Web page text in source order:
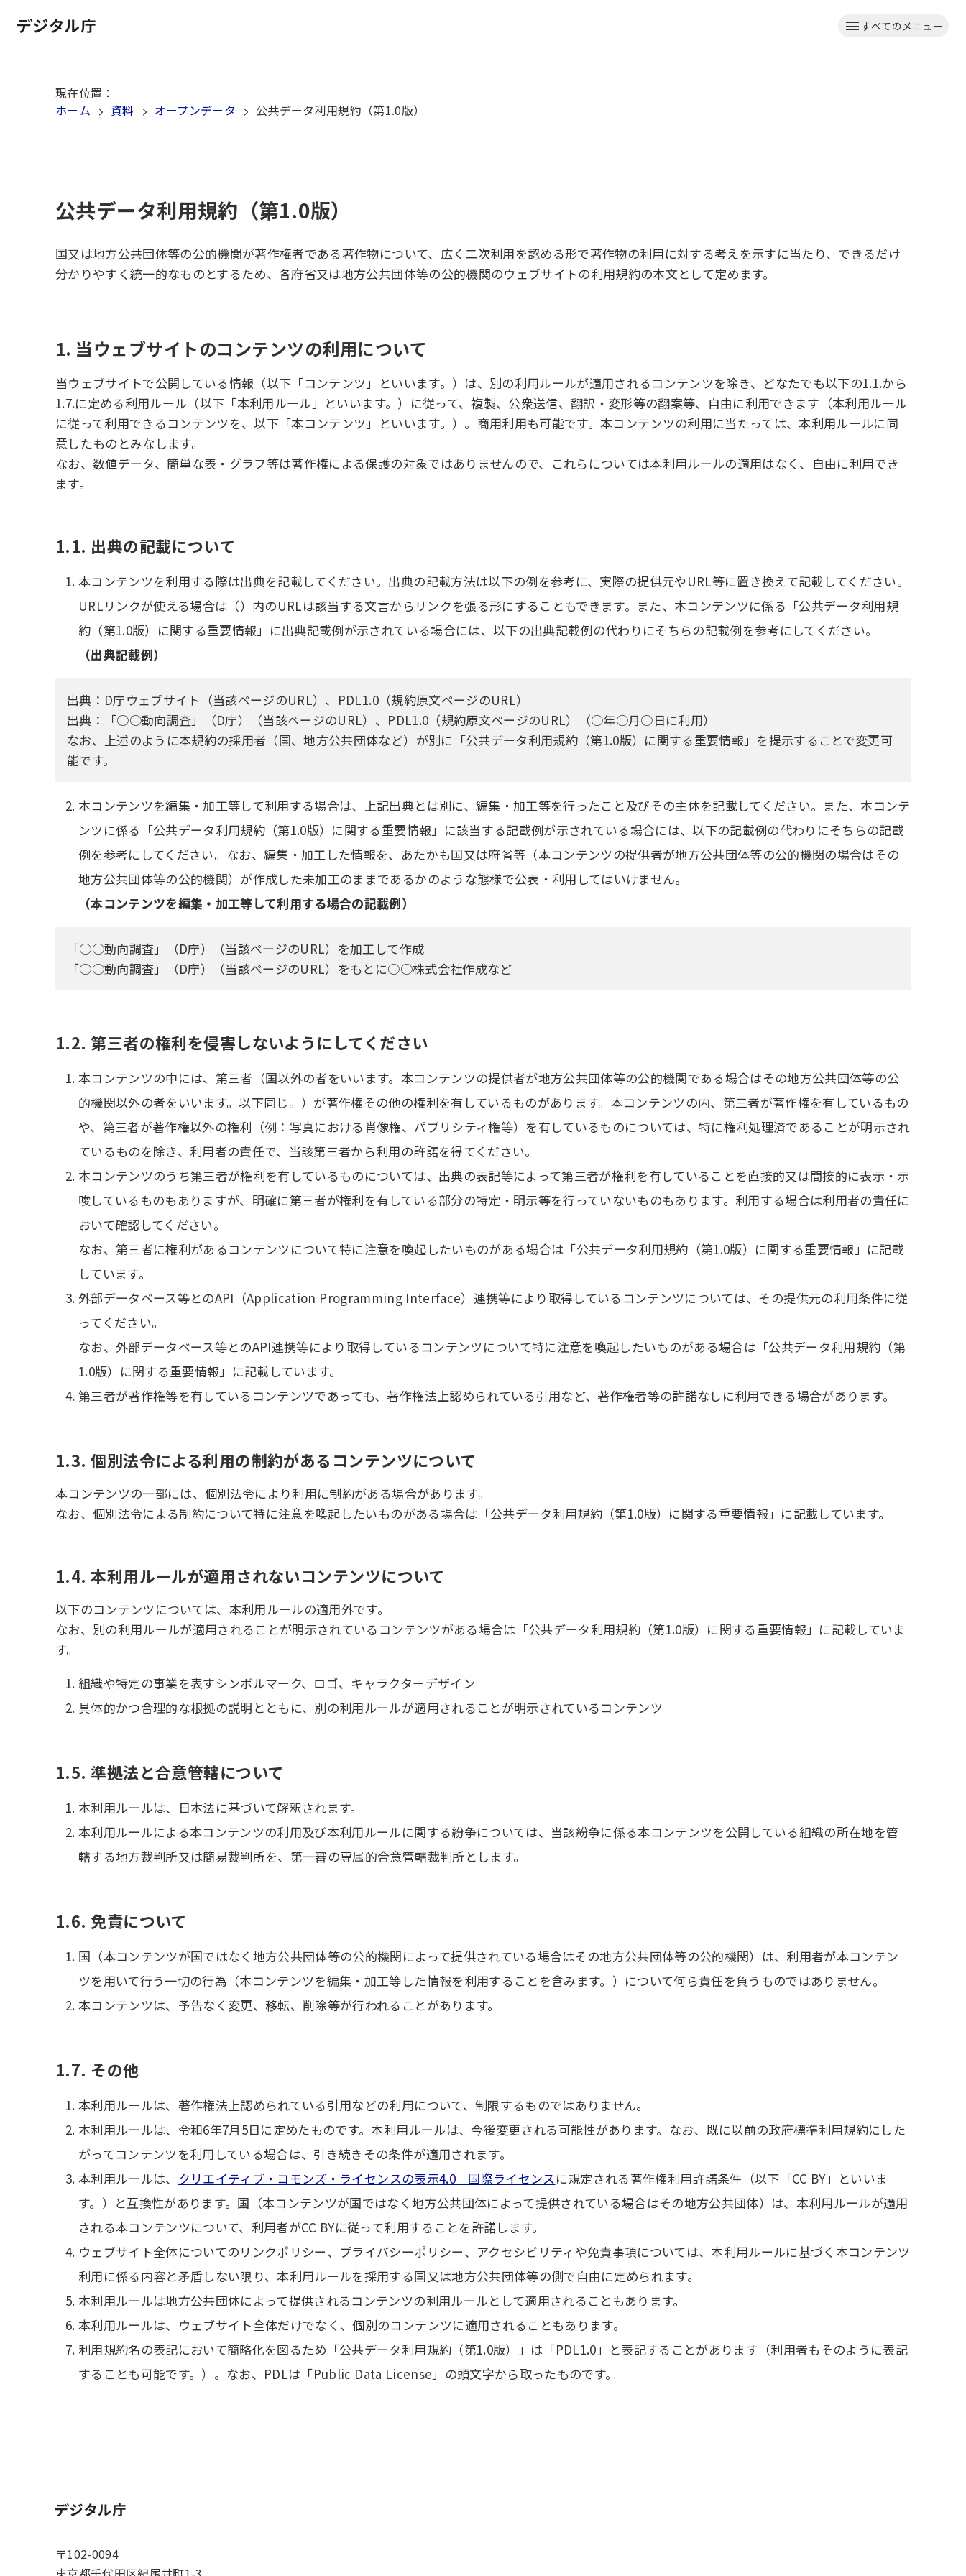
文
すべてのメニュー
現在位置 ：
ホーム
資料 オープンデータ 公共データ利用規約（第1.0版）
公共データ利用規約（第1.0版）
国又は地方公共団体等の公的機関が著作権者である著作物について、広く二次利用を認める形で著作物の利用に対する考えを示すに当たり、できるだけ
分かりやすく統一的なものとするため、各府省又は地方公共団体等の公的機関のウェブサイトの利用規約の本文として定めます。
1. 当ウェブサイトのコンテンツの利用について
当ウェブサイトで公開している情報（以下「コンテンツ」といいます。）は、別の利用ルールが適用されるコンテンツを除き、どなたでも以下の1.1.から
1.7.に定める利用ルール（以下「本利用ルール」といいます。）に従って、複製、公衆送信、翻訳・変形等の翻案等、自由に利用できます（本利用ルール
に従って利用できるコンテンツを、以下「本コンテンツ」といいます。）。商用利用も可能です。本コンテンツの利用に当たっては、本利用ルールに同
意したものとみなします。
なお、数値データ、簡単な表・グラフ等は著作権による保護の対象ではありませんので、これらについては本利用ルールの適用はなく、自由に利用でき
ます。
1.1. 出典の記載について
本コンテンツを利用する際は出典を記載してください。出典の記載方法は以下の例を参考に、実際の提供元やURL等に置き換えて記載してください。
URLリンクが使える場合は（）内のURLは該当する文言からリンクを張る形にすることもできます。また、本コンテンツに係る「公共データ利用規
約（第1.0版）に関する重要情報」に出典記載例が示されている場合には、以下の出典記載例の代わりにそちらの記載例を参考にしてください。
（出典記載例）
出典：D庁ウェブサイト（当該ページのURL）、PDL1.0（規約原文ページのURL）
出典：「○○動向調査」（D庁）（当該ページのURL）、PDL1.0（規約原文ページのURL）（○年○月○日に利用）
なお、上述のように本規約の採用者（国、地方公共団体など）が別に「公共データ利用規約（第1.0版）に関する重要情報」を提示することで変更可
能です。
本コンテンツを編集・加工等して利用する場合は、上記出典とは別に、編集・加工等を行ったこと及びその主体を記載してください。また、本コンテ
ンツに係る「公共データ利用規約（第1.0版）に関する重要情報」に該当する記載例が示されている場合には、以下の記載例の代わりにそちらの記載
例を参考にしてください。なお、編集・加工した情報を、あたかも国又は府省等（本コンテンツの提供者が地方公共団体等の公的機関の場合はその
地方公共団体等の公的機関）が作成した未加工のままであるかのような態様で公表・利用してはいけません。
（本コンテンツを編集・加工等して利用する場合の記載例）
「○○動向調査」（D庁）（当該ページのURL）を加工して作成
「○○動向調査」（D庁）（当該ページのURL）をもとに○○株式会社作成など
1.2. 第三者の権利を侵害しないようにしてください
本コンテンツの中には、第三者（国以外の者をいいます。本コンテンツの提供者が地方公共団体等の公的機関である場合はその地方公共団体等の公
的機関以外の者をいいます。以下同じ。）が著作権その他の権利を有しているものがあります。本コンテンツの内、第三者が著作権を有しているもの
や、第三者が著作権以外の権利（例：写真における肖像権、パブリシティ権等）を有しているものについては、特に権利処理済であることが明示され
ているものを除き、利用者の責任で、当該第三者から利用の許諾を得てください。
本コンテンツのうち第三者が権利を有しているものについては、出典の表記等によって第三者が権利を有していることを直接的又は間接的に表示・示
唆しているものもありますが、明確に第三者が権利を有している部分の特定・明示等を行っていないものもあります。利用する場合は利用者の責任に
おいて確認してください。
なお、第三者に権利があるコンテンツについて特に注意を喚起したいものがある場合は「公共データ利用規約（第1.0版）に関する重要情報」に記載
しています。
外部データベース等とのAPI（Application Programming Interface）連携等により取得しているコンテンツについては、その提供元の利用条件に従
ってください。
なお、外部データベース等とのAPI連携等により取得しているコンテンツについて特に注意を喚起したいものがある場合は「公共データ利用規約（第
1.0版）に関する重要情報」に記載しています。
第三者が著作権等を有しているコンテンツであっても、著作権法上認められている引用など、著作権者等の許諾なしに利用できる場合があります。
1.3. 個別法令による利用の制約があるコンテンツについて
本コンテンツの一部には、個別法令により利用に制約がある場合があります。
なお、個別法令による制約について特に注意を喚起したいものがある場合は「公共データ利用規約（第1.0版）に関する重要情報」に記載しています。
1.4. 本利用ルールが適用されないコンテンツについて
以下のコンテンツについては、本利用ルールの適用外です。
なお、別の利用ルールが適用されることが明示されているコンテンツがある場合は「公共データ利用規約（第1.0版）に関する重要情報」に記載していま
す。
組織や特定の事業を表すシンボルマーク、ロゴ、キャラクターデザイン
具体的かつ合理的な根拠の説明とともに、別の利用ルールが適用されることが明示されているコンテンツ
1.5. 準拠法と合意管轄について
本利用ルールは、日本法に基づいて解釈されます。
本利用ルールによる本コンテンツの利用及び本利用ルールに関する紛争については、当該紛争に係る本コンテンツを公開している組織の所在地を管
轄する地方裁判所又は簡易裁判所を、第一審の専属的合意管轄裁判所とします。
1.6. 免責について
国（本コンテンツが国ではなく地方公共団体等の公的機関によって提供されている場合はその地方公共団体等の公的機関）は、利用者が本コンテン
ツを用いて行う一切の行為（本コンテンツを編集・加工等した情報を利用することを含みます。）について何ら責任を負うものではありません。
本コンテンツは、予告なく変更、移転、削除等が行われることがあります。
1.7. その他
本利用ルールは、著作権法上認められている引用などの利用について、制限するものではありません。
本利用ルールは、令和6年7月5日に定めたものです。本利用ルールは、今後変更される可能性があります。なお、既に以前の政府標準利用規約にした
がってコンテンツを利用している場合は、引き続きその条件が適用されます。
本利用ルールは、 クリエイティブ・コモンズ・ライセンスの表示4.0 国際ライセンス に規定される著作権利用許諾条件（以下「CC BY」といいま
す。）と互換性があります。国（本コンテンツが国ではなく地方公共団体によって提供されている場合はその地方公共団体）は、本利用ルールが適用
される本コンテンツについて、利用者がCC BYに従って利用することを許諾します。
ウェブサイト全体についてのリンクポリシー、プライバシーポリシー、アクセシビリティや免責事項については、本利用ルールに基づく本コンテンツ
利用に係る内容と矛盾しない限り、本利用ルールを採用する国又は地方公共団体等の側で自由に定められます。
本利用ルールは地方公共団体によって提供されるコンテンツの利用ルールとして適用されることもあります。
本利用ルールは、ウェブサイト全体だけでなく、個別のコンテンツに適用されることもあります。
利用規約名の表記において簡略化を図るため「公共データ利用規約（第1.0版）」は「PDL1.0」と表記することがあります（利用者もそのように表記
することも可能です。）。なお、PDLは「Public Data License」の頭文字から取ったものです。
ホーム
〒102-0094